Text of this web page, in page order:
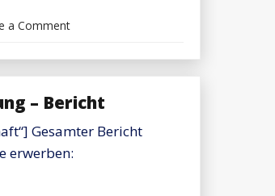
a Commenton
der
Bibliothekswissenschaft”,
Social
in
public
libraries
– Bericht
Gesamter Bericht
erwerben: